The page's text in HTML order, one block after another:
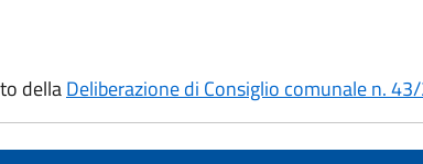
dellaDeliberazione di Consiglio comunale n.